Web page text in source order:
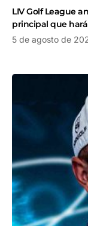
LIV Golf League
principal que
5 de agosto de